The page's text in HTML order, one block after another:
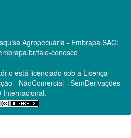
Agropecuária - Embrapa SAC:
fale-conosco
está licenciado sob a Licença
- NãoComercial - SemDerivações
Internacional.